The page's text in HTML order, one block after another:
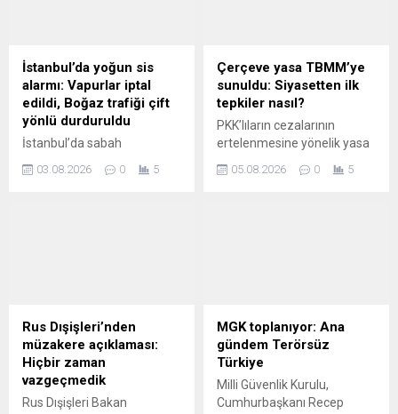
İstanbul’da yoğun sis
alarmı: Vapurlar iptal
edildi, Boğaz trafiği çift
yönlü durduruldu
İstanbul’da sabah
yoğun sis, kent genelinde
yaşandı. İşte iptal edilen
vapur seferleri...
03.08.2026 0 5
Çerçeve yasa TBMM’ye
sunuldu: Siyasetten ilk
tepkiler nasıl?
PKK’lıların cezalarının
ertelenmesine yönelik yasa
yönetimi teklifi imzalarken,
05.08.2026 0 5
Rus Dışişleri’nden
müzakere açıklaması:
Hiçbir zaman
vazgeçmedik
Rus Dışişleri Bakan
MGK toplanıyor: Ana
gündem Terörsüz
Türkiye
Milli Güvenlik Kurulu,
Cumhurbaşkanı Recep